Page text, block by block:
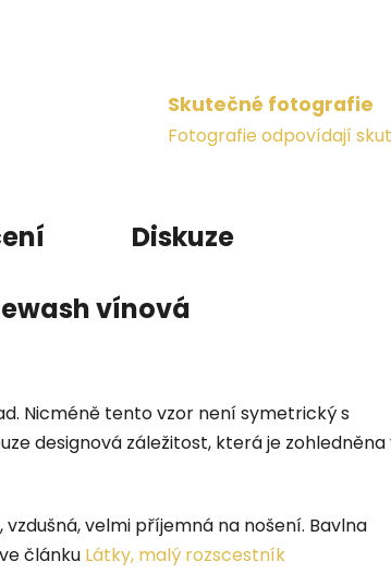
Skutečné fotografie
Fotografie odpovídají
Diskuze
vínová
Nicméně tento vzor není symetrický s
designová záležitost, která je zohledněna
velmi příjemná na nošení. Bavlna
článku Látky, malý rozscestník